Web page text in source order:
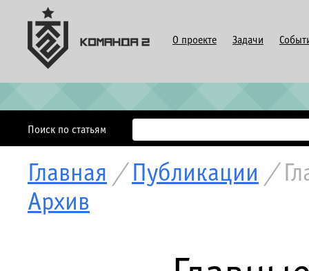
О проекте Задачи
Поиск по статьям
Главная / Публикации /
Архив